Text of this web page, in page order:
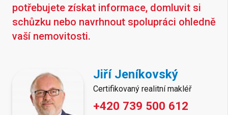
potřebujete získat informace, domluvit si
schůzku nebo navrhnout spolupráci ohledně
vaší nemovitosti.
Jiří Jeníkovský
Certifikovaný realitní makléř
+420 739 500 612